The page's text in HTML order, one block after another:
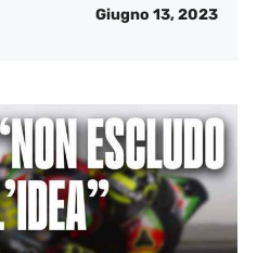
Giugno 13, 2023